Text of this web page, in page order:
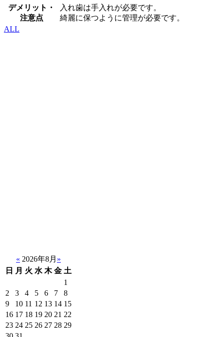
デメリット・
注意点
入れ歯は手入れが必要です。
綺麗に保つように管理が必要です。
ALL
« 2026年8月 »
日
月 火 水 木 金 土
1
2
3 4 5 6 7
8
9
10 11 12 13 14 15
16 17 18 19 20 21 22
23 24 25 26 27 28 29